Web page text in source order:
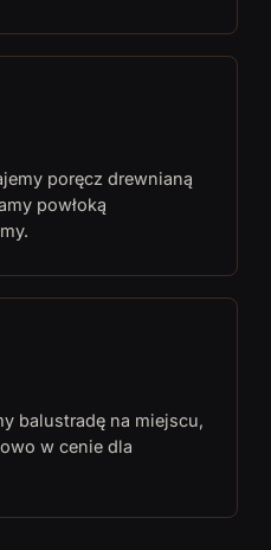
poręcz drewnianą
powłoką
balustradę na miejscu,
w cenie dla